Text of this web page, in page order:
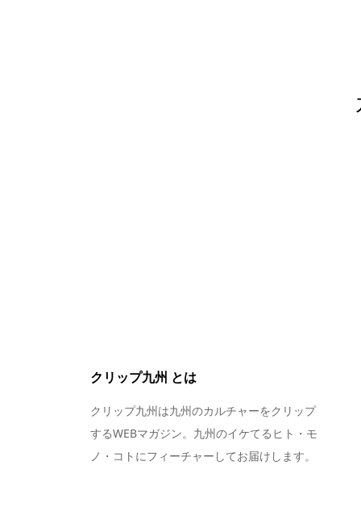
クリップ九州 とは
クリップ九州は九州のカルチャーをクリップ
するWEBマガジン。九州のイケてるヒト・モ
ノ・コトにフィーチャーしてお届けします。